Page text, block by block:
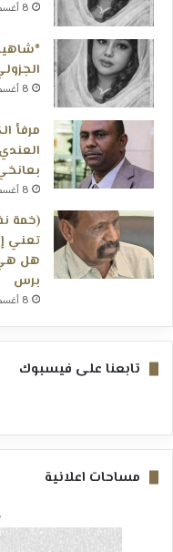
8 أغسطس، 2026
8 أغسطس، 2026
مرفأ
8 أغسطس، 2026
(خمة
تعني
هل هي
برس
8 أغسطس، 2026
تابعنا على فيسبوك
مساحات اعلانية